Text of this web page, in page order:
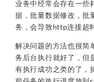
业务中经常会存在一些
据，批量数据修改，批
务，会导致http连接超
解决问题的方法也很简
务后台执行就好了，但
有执行成功之类的了，